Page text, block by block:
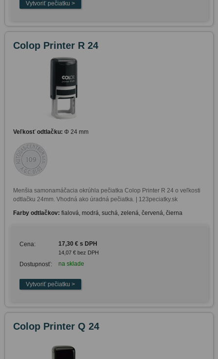
Colop Printer R 24
Veľkosť odtlačku: Φ 24 mm
Menšia samonamáčacia okrúhla pečiatka Colop Printer R 24 o veľkosti
odtlačku 24mm. Vhodná ako úradná pečiatka. | 123peciatky.sk
Farby odtlačkov: fialová, modrá, suchá, zelená, červená, čierna
Cena: 17,30 € s DPH
14,07 € bez DPH
Dostupnosť: na sklade
Colop Printer Q 24